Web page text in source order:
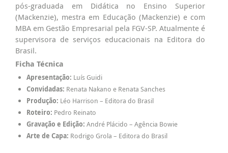
pós-graduada em Didática no Ensino Superior
(Mackenzie), mestra em Educação (Mackenzie) e com
MBA em Gestão Empresarial pela FGV-SP. Atualmente é
supervisora de serviços educacionais na Editora do
Brasil.
Ficha Técnica
Apresentação: Luís Guidi
Convidadas: Renata Nakano e Renata Sanches
Produção: Léo Harrison – Editora do Brasil
Roteiro: Pedro Reinato
Gravação e Edição: André Plácido – Agência Bowie
Arte de Capa: Rodrigo Grola – Editora do Brasil